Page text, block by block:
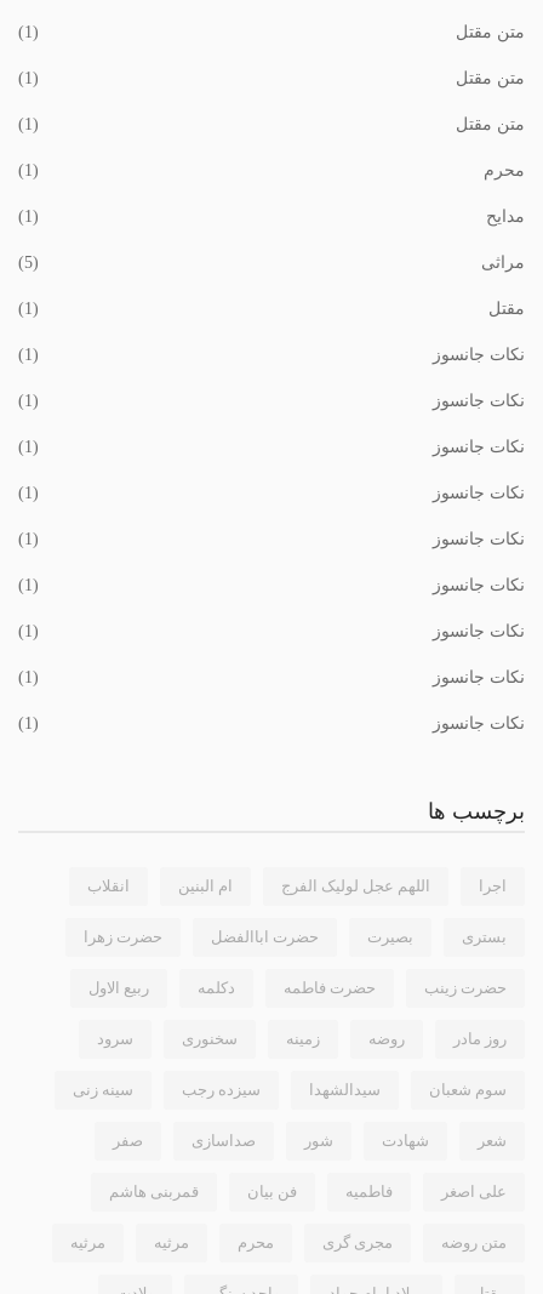
متن مقتل (1)
متن مقتل (1)
متن مقتل (1)
محرم (1)
مدایح (1)
مراثی (5)
مقتل (1)
نکات جانسوز (1)
نکات جانسوز (1)
نکات جانسوز (1)
نکات جانسوز (1)
نکات جانسوز (1)
نکات جانسوز (1)
نکات جانسوز (1)
نکات جانسوز (1)
نکات جانسوز (1)
برچسب ها
اجرا اللهم عجل لولیک الفرج ام البنین انقلاب
بستری بصیرت حضرت اباالفضل حضرت زهرا
حضرت زینب حضرت فاطمه دکلمه ربیع الاول
روز مادر روضه زمینه سخنوری سرود
سوم شعبان سیدالشهدا سیزده رجب سینه زنی
شعر شهادت شور صداسازی صفر
علی اصغر فاطمیه فن بیان قمربنی هاشم
متن روضه مجری گری محرم مرثيه مرثیه